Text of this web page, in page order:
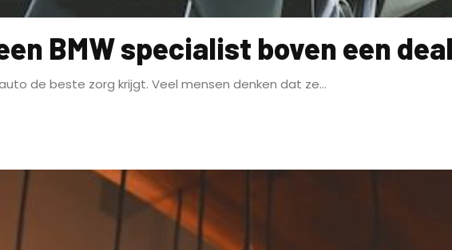
BMW specialist boven een
de beste zorg krijgt. Veel mensen denken dat ze...